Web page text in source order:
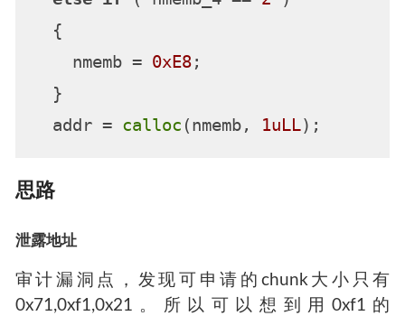
  {
    nmemb =
0xE8;
  }
  addr =
calloc (nmemb, 1uLL
思路
泄露地址
审计漏洞点，发现可申请的chunk大小只有
0x71,0xf1,0x21。所以可以想到用0xf1的